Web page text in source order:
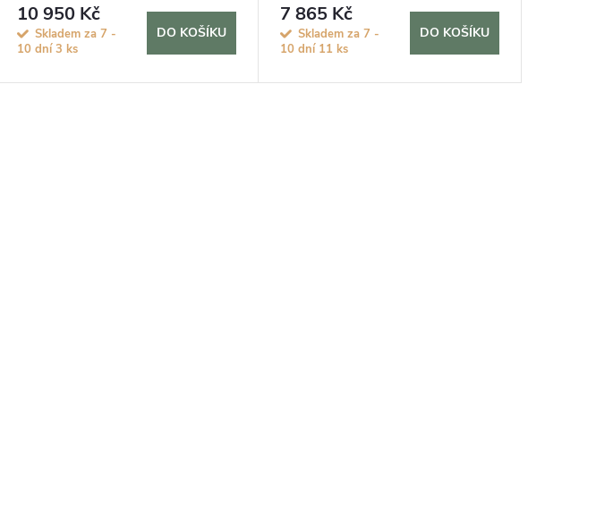
10 950 Kč
Skladem za 7 -
10 dní 3 ks
DO KOŠÍKU
7 865 Kč
Skladem za 7 -
10 dní 11 ks
DO KOŠÍKU